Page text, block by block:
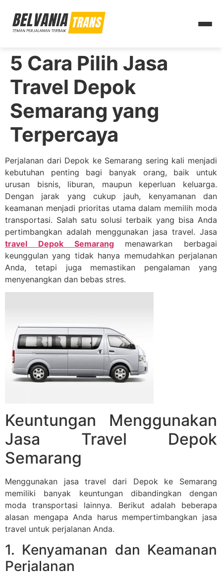
5 Cara Pilih Jasa
Travel Depok
Semarang yang
Terpercaya
Perjalanan dari Depok ke Semarang sering kali menjadi
kebutuhan penting bagi banyak orang, baik untuk
urusan bisnis, liburan, maupun keperluan keluarga.
Dengan jarak yang cukup jauh, kenyamanan dan
keamanan menjadi prioritas utama dalam memilih moda
transportasi. Salah satu solusi terbaik yang bisa Anda
pertimbangkan adalah menggunakan jasa travel. Jasa
travel Depok Semarangmenawarkan berbagai
keunggulan yang tidak hanya memudahkan perjalanan
Anda, tetapi juga memastikan pengalaman yang
menyenangkan dan bebas stres.
Keuntungan Menggunakan
Jasa Travel Depok
Semarang
Menggunakan jasa travel dari Depok ke Semarang
memiliki banyak keuntungan dibandingkan dengan
moda transportasi lainnya. Berikut adalah beberapa
alasan mengapa Anda harus mempertimbangkan jasa
travel untuk perjalanan Anda.
1. Kenyamanan dan Keamanan
Perjalanan